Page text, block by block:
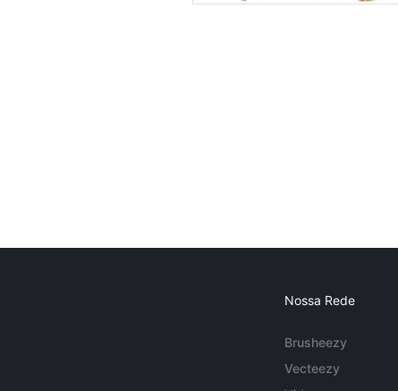
Nossa Rede
Brusheezy
Vecteezy